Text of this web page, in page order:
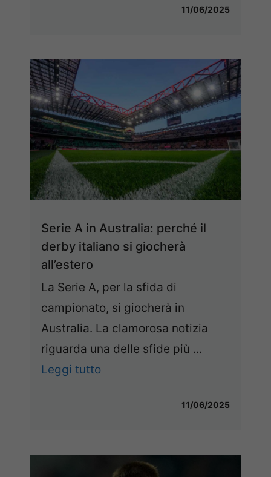
11/06/2025
Serie A in Australia: perché il
derby italiano si giocherà
all’estero
La Serie A, per la sfida di
campionato, si giocherà in
Australia. La clamorosa notizia
riguarda una delle sfide più ...
Leggi tutto
11/06/2025